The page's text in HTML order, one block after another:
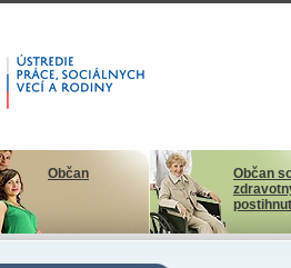
Občan
Občan